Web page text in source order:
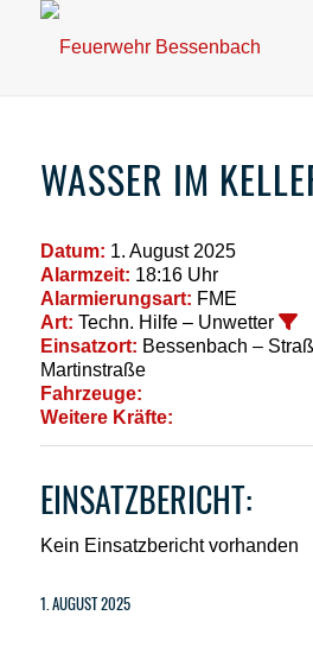
WASSER IM
Datum: 1. August 2025
Alarmzeit: 18:16 Uhr
Alarmierungsart: FME
Art: Techn. Hilfe – Unwetter
Einsatzort: Bessenbach –
Martinstraße
Fahrzeuge:
Weitere Kräfte:
EINSATZBERICHT:
Kein Einsatzbericht vorhanden
1. AUGUST 2025